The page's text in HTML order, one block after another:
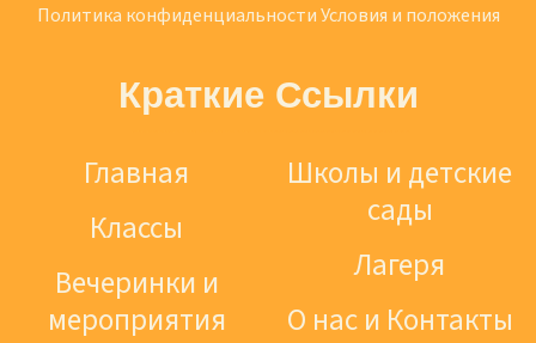
Политика конфиденциальностиУсловия и положения
Краткие Ссылки
Главная
Классы
Вечеринки и
мероприятия
Школы и детские
сады
Лагеря
О нас и Контакты